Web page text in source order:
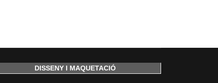
DISSENY I MAQUETACIÓ